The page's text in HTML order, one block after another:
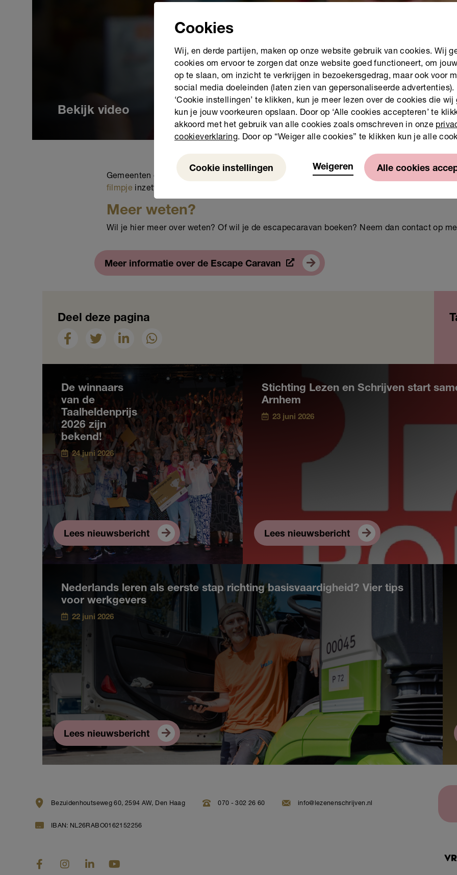
Bekijk video
Gemeenten of organisaties die de caravan intern willen inzetten, kunnen binnen hun
filmpje inzetten.
Meer weten?
Wil je hier meer over weten? Of wil je de escapecaravan boeken? Neem dan contact op
Meer informatie over de Escape Caravan
Deel deze pagina
De winnaars
van de
Taalheldenprijs
2026 zijn
bekend!
24 juni 2026
Lees nieuwsbericht
Stichting Lezen en Schrijven start
Arnhem
23 juni 2026
Lees nieuwsbericht
Nederlands leren als eerste stap richting basisvaardigheid? Vier tips
voor werkgevers
22 juni 2026
Lees nieuwsbericht
Bezuidenhoutseweg 60, 2594 AW, Den Haag 070 - 302 26 60 info@lezenenschrijven.nl
IBAN: NL26RABO0162152256
Cookies
Wij, en derde partijen, maken op onze website gebruik van cookies. Wij
cookies om ervoor te zorgen dat onze website goed functioneert, om
op te slaan, om inzicht te verkrijgen in bezoekersgedrag, maar ook voor
social media doeleinden (laten zien van gepersonaliseerde advertenties).
‘Cookie instellingen’ te klikken, kun je meer lezen over de cookies die wij
kun je jouw voorkeuren opslaan. Door op ‘Alle cookies accepteren’ te
akkoord met het gebruik van alle cookies zoals omschreven in onze
cookieverklaring. Door op “Weiger alle cookies” te klikken kun je alle
Cookie instellingen
Weigeren
Weigeren Alle cookies